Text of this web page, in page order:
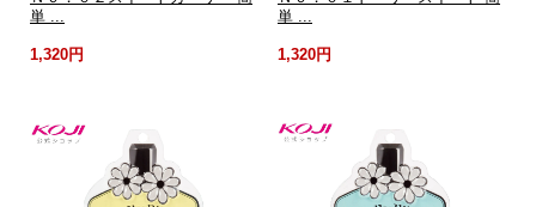
単 ...
単 ...
1,320円 1,320円